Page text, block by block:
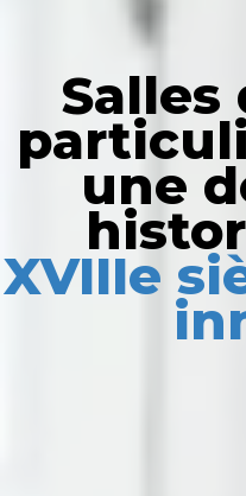
Salles
une
XVIIIe